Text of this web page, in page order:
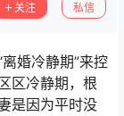
关注 私信
婚冷静期”来控
区冷静期，根
是因为平时没